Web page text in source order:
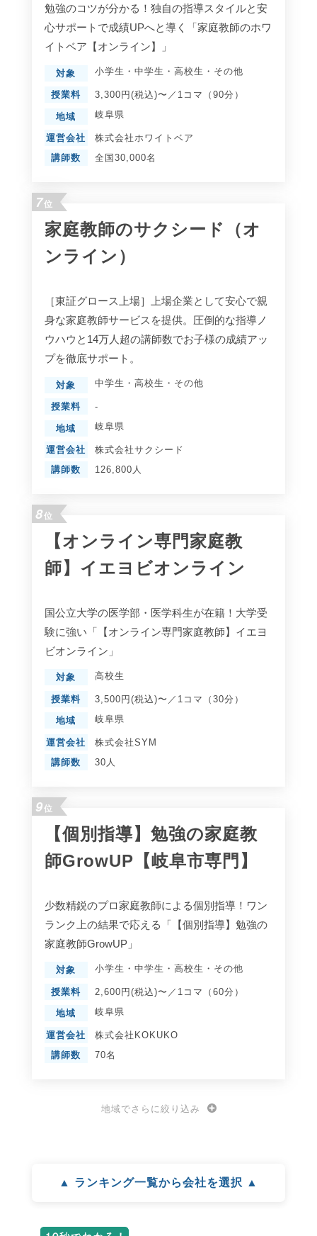
勉強のコツが分かる！独自の指導スタイルと安
心サポートで成績UPへと導く「家庭教師のホワ
イトベア【オンライン】」
対象 小学生 ・ 中学生 ・ 高校生 ・ その他
授業料 3,300円(税込)〜／1コマ（90分）
地域 岐阜県
運営会社
株式会社ホワイトベア
講師数
全国30,000名
7位
家庭教師のサクシード（オ
ンライン）
［東証グロース上場］上場企業として安心で親
身な家庭教師サービスを提供。圧倒的な指導ノ
ウハウと14万人超の講師数でお子様の成績アッ
プを徹底サポート。
対象 中学生 ・ 高校生 ・ その他
授業料 -
地域 岐阜県
運営会社
株式会社サクシード
講師数
126,800人
8位
【オンライン専門家庭教
師】イエヨビオンライン
国公立大学の医学部・医学科生が在籍！大学受
験に強い「【オンライン専門家庭教師】イエヨ
ビオンライン」
対象 高校生
授業料 3,500円(税込)〜／1コマ（30分）
地域 岐阜県
運営会社
株式会社SYM
講師数
30人
9位
【個別指導】勉強の家庭教
師GrowUP【岐阜市専門】
少数精鋭のプロ家庭教師による個別指導！ワン
ランク上の結果で応える「【個別指導】勉強の
家庭教師GrowUP」
対象 小学生 ・ 中学生 ・ 高校生 ・ その他
授業料 2,600円(税込)〜／1コマ（60分）
地域 岐阜県
運営会社
株式会社KOKUKO
講師数
70名
地域でさらに絞り込み
▲ ランキング一覧から会社を選択 ▲